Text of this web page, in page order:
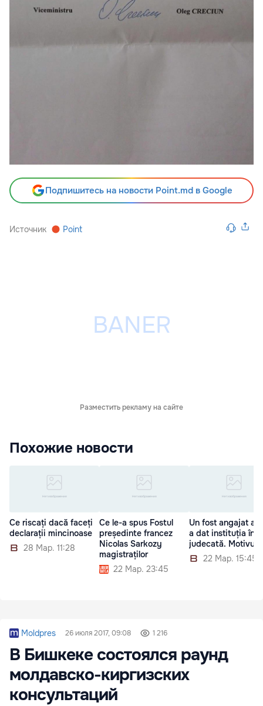
Подпишитесь на новости Point.md в Google
Источник Point
Разместить рекламу на сайте
Похожие новости
Ce riscați dacă faceți
declarații mincinoase
28 Мар. 11:28
Ce le-a spus Fostul
președinte francez
Nicolas Sarkozy
magistraților
22 Мар. 23:45
Un fost angajat al
a dat instituția în
judecată. Motivul
22 Мар. 15:45
Moldpres 26 июля 2017, 09:08 1 216
В Бишкеке состоялся раунд
молдавско-киргизских
консультаций